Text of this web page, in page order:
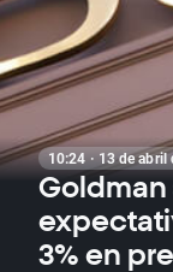
10:24 · 13 de abril
Goldman
3% en